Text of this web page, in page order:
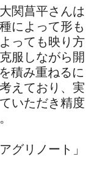
関菖平さんは
によって形も
っても映り方
服しながら開
積み重ねるに
えており、実
いただき精度
グリノート」